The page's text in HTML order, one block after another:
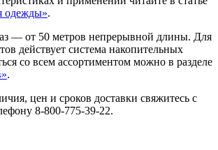
одежды».
— от 50 метров непрерывной длины. Для
действует система накопительных
со всем ассортиментом можно в разделе
.
цен и сроков доставки свяжитесь с
8-800-775-39-22.